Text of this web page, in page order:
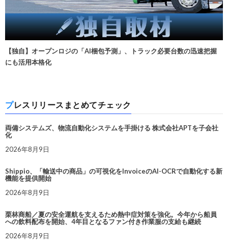
【独自】オープンロジの「AI梱包予測」、トラック必要台数の迅速把握
にも活用本格化
プレスリリースまとめてチェック
両備システムズ、物流自動化システムを手掛ける 株式会社APTを子会社
化
2026年8月9日
Shippio、「輸送中の商品」の可視化をInvoiceのAI-OCRで自動化する新
機能を提供開始
2026年8月9日
栗林商船／夏の安全運航を支えるため熱中症対策を強化。今年から船員
への飲料配布を開始、4年目となるファン付き作業服の支給も継続
2026年8月9日